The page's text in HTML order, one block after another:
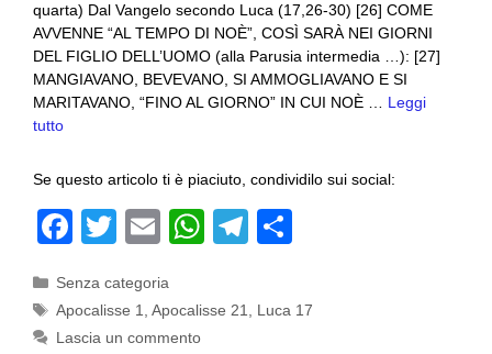
quarta) Dal Vangelo secondo Luca (17,26-30) [26] COME
AVVENNE “AL TEMPO DI NOÈ”, COSÌ SARÀ NEI GIORNI
DEL FIGLIO DELL’UOMO (alla Parusia intermedia …): [27]
MANGIAVANO, BEVEVANO, SI AMMOGLIAVANO E SI
MARITAVANO, “FINO AL GIORNO” IN CUI NOÈ … Leggi
tutto
Se questo articolo ti è piaciuto, condividilo sui social:
F
c
e
T
tt
er
E
ail
W
at
T
e
n
Categorie
Senza categoria
Tag
Apocalisse 1,Apocalisse 21, Luca 17
Lascia un commento